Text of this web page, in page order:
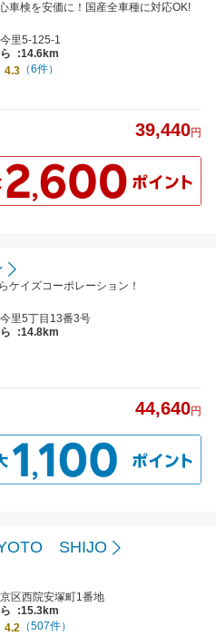
車検を安価に！国産全車種に対応OK!
里5-125-1
:14.6km
4.3 （6件）
39,440円
ケイズコーポレーション！
里5丁目13番3号
:14.8km
44,640円
SHIJO
区西院安塚町1番地
:15.3km
4.2 （507件）